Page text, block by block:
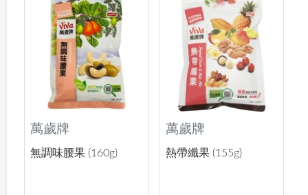
萬歲牌
無調味腰果 (160g)
萬歲牌
熱帶纖果 (155g)